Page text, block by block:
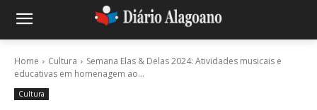
Home Cultura
Semana Elas & Delas 2024: Atividades musicais e
educativas em homenagem ao...
Cultura